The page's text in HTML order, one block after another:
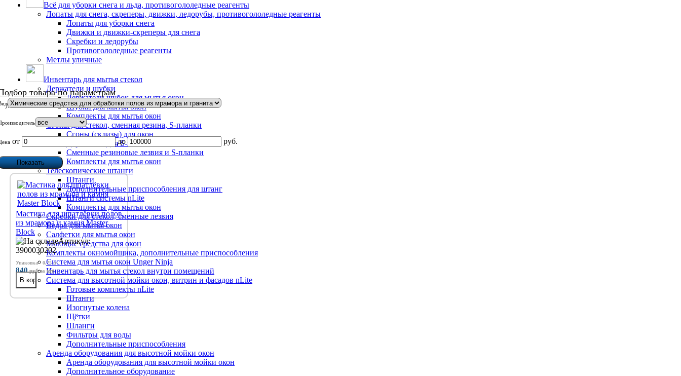
Всё для уборки снега и льда, противогололедные реагенты
Лопаты для снега, скреперы, движки, ледорубы, противогололедные реагенты
Лопаты для уборки снега
Движки и движки-скреперы для снега
Скребки и ледорубы
Противогололедные реагенты
Метлы уличные
Инвентарь для мытья стекол
Держатели и шубки
Держатели шубок для мытья окон
Шубки для мытья окон
Комплекты для мытья окон
Сгоны для стекол, сменная резина, S-планки
Сгоны (склизы) для окон
Держатели для S-планок
Сменные резиновые лезвия и S-планки
Комплекты для мытья окон
Телескопические штанги
Штанги
Дополнительные приспособления для штанг
Штанги системы nLite
Комплекты для мытья окон
Скребки для стекол, сменные лезвия
Ведра для мытья окон
Салфетки для мытья окон
Моющие средства для окон
Комплекты окномойщика, дополнительные приспособления
Система для мытья окон Unger Ninja
Инвентарь для мытья стекол внутри помещений
Система для высотной мойки окон, витрин и фасадов nLite
Готовые комплекты nLite
Штанги
Изогнутые колена
Щётки
Шланги
Фильтры для воды
Дополнительные приспособления
Аренда оборудования для высотной мойки окон
Аренда оборудования для высотной мойки окон
Дополнительное оборудование
/>
товара по параметрам
от до руб.
Мастика для шпатлёвки полов
из мрамора и камня Master
Block
Артикул:
3900030202
Упаковка - 0,75 л
840рубза шт.